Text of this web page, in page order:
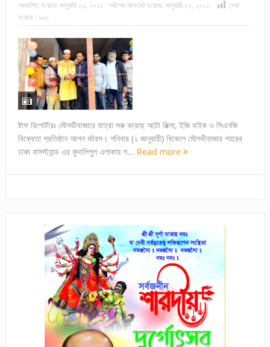
প্রকাশিত হয়েছে: জানুয়ারি ০২, ২০২১ সর্বশেষ আপডেট হয়েছে: জানুয়ারি ০২, ২০২১
দেখা
হয়েছে : ৯৬১
ষ্টাফ রিপোর্টারঃ মৌলভীবাজারে যাত্রা শুরু করেছে অটো রিক্সা, ইজি বাইক ও সিএনজি
বিক্রেতা প্রতিষ্ঠান আপন মটরস। শনিবার (২ জানুয়ারী) বিকেলে মৌলভীবাজার শহরের
ঢাকা বাসস্ট্যান্ড এর কুদালিপুল এলাকায় শ... Read more